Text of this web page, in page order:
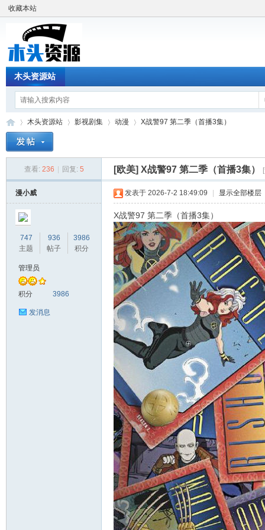
收藏本站
木头资源站
木头资源站
›
影视剧集 动漫
›
X战警97 第二季（首播3集）
查看: 236 回复: 5 [欧美] X战警97 第二季（首播3集）
漫小威
747
主题
936
帖子
3986
积分
管理员
积分 3986
发消息
发表于 2026-7-2 18:49:09 显示全部楼层
X战警97 第二季（首播3集）